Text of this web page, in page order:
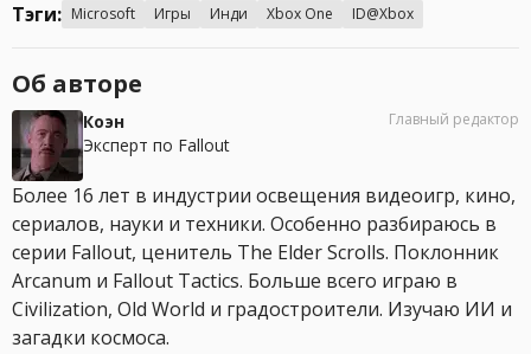
Тэги: Microsoft Игры Инди Xbox One ID@Xbox
Об авторе
Коэн
Эксперт по Fallout
Главный редактор
Более 16 лет в индустрии освещения видеоигр, кино,
сериалов, науки и техники. Особенно разбираюсь в
серии Fallout, ценитель The Elder Scrolls. Поклонник
Arcanum и Fallout Tactics. Больше всего играю в
Civilization, Old World и градостроители. Изучаю ИИ и
загадки космоса.